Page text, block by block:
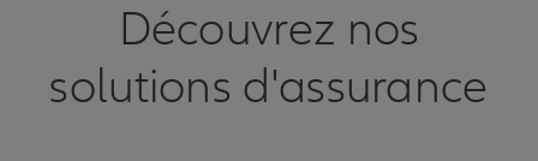
Découvrez nos
solutions d'assurance